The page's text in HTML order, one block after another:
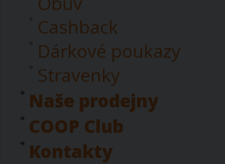
Cashback
Dárkové poukazy
Stravenky
Naše prodejny
COOP Club
Kontakty